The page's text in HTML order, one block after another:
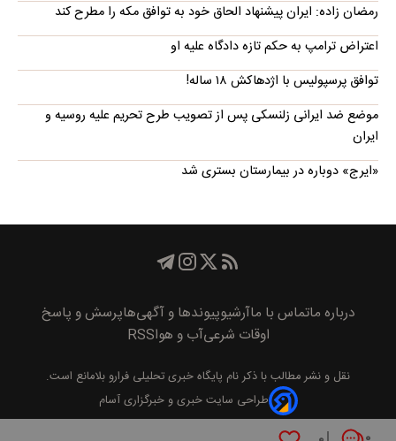
رمضان زاده: ایران پیشنهاد الحاق خود به توافق مکه را مطرح کند
اعتراض ترامپ به حکم تازه دادگاه علیه او
توافق پرسپولیس با اژدهاکش ۱۸ ساله!
موضع ضد ایرانی زلنسکی پس از تصویب طرح تحریم علیه روسیه و
ایران
«ایرج» دوباره در بیمارستان بستری شد
درباره ماتماس با ماآرشیوپیوند‌ها و آگهی‌هاپرسش و پاسخ
اوقات شرعیآب و هواRSS
نقل و نشر مطالب با ذکر نام پايگاه خبری تحليلی فرارو بلامانع است.
طراحی سایت خبری و خبرگزاری آسام